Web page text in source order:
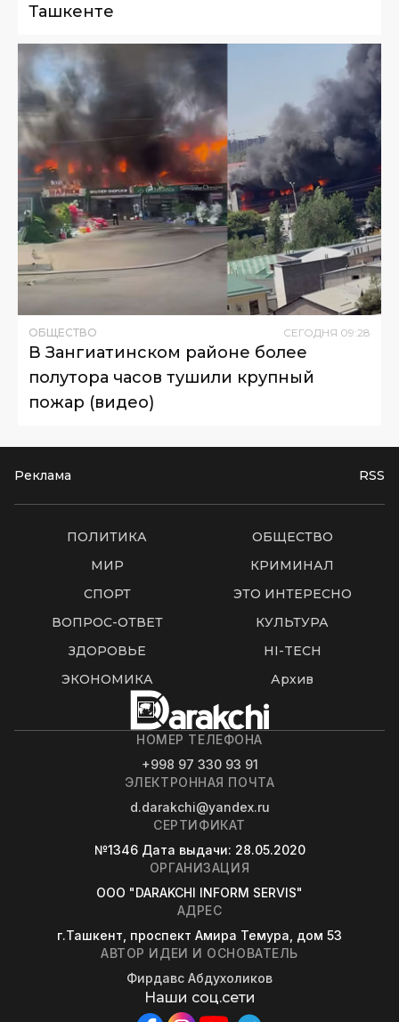
Ташкенте
ОБЩЕСТВО СЕГОДНЯ 09:28
В Зангиатинском районе более
полутора часов тушили крупный
пожар (видео)
Реклама RSS
ПОЛИТИКА
ОБЩЕСТВО
МИР
КРИМИНАЛ
СПОРТ
ЭТО ИНТЕРЕСНО
ВОПРОС-ОТВЕТ
КУЛЬТУРА
ЗДОРОВЬЕ
HI-TECH
ЭКОНОМИКА
Архив
НОМЕР ТЕЛЕФОНА
+998 97 330 93 91
ЭЛЕКТРОННАЯ ПОЧТА
d.darakchi@yandex.ru
СЕРТИФИКАТ
№1346 Дата выдачи: 28.05.2020
ОРГАНИЗАЦИЯ
OOO "DARAKCHI INFORM SERVIS"
АДРЕС
г.Ташкент, проспект Амира Темура, дом 53
АВТОР ИДЕИ И ОСНОВАТЕЛЬ
Фирдавс Абдухоликов
Наши соц.сети